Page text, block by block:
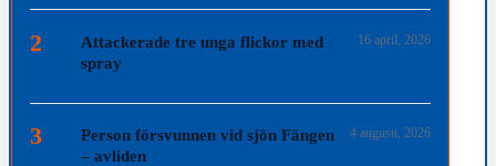
2
Attackerade tre unga flickor med
spray
16 april, 2026
3
Person försvunnen vid sjön Fängen
– avliden
4 augusti, 2026